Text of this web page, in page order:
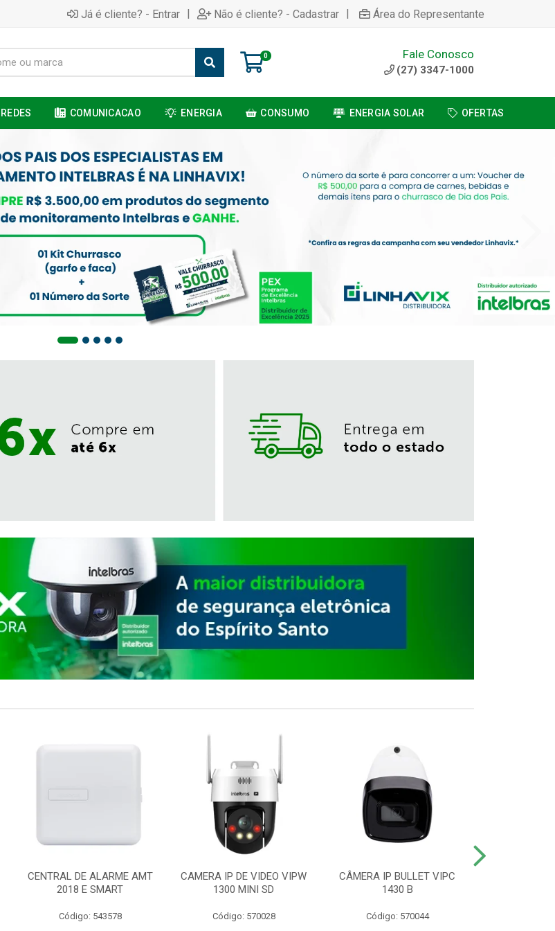
Já é cliente? - Entrar | Não é cliente? - Cadastrar | Área do Representante
0 Fale Conosco
(27) 3347-1000
REDES COMUNICACAO ENERGIA CONSUMO ENERGIA SOLAR OFERTAS
CENTRAL DE ALARME AMT
2018 E SMART
Código: 543578
CAMERA IP DE VIDEO VIPW
1300 MINI SD
Código: 570028
CÂMERA IP BULLET VIPC
1430 B
Código: 570044